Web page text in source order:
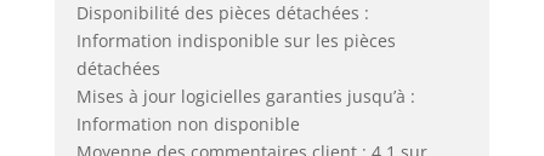
Disponibilité des pièces détachées :
Information indisponible sur les pièces
détachées
Mises à jour logicielles garanties jusqu’à :
Information non disponible